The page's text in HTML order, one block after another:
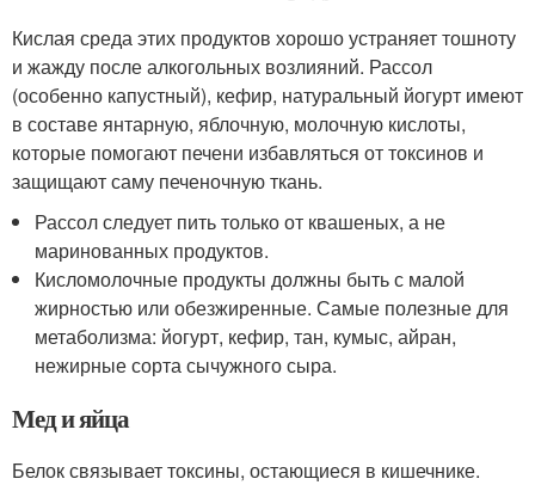
Кислая среда этих продуктов хорошо устраняет тошноту
и жажду после алкогольных возлияний. Рассол
(особенно капустный), кефир, натуральный йогурт имеют
в составе янтарную, яблочную, молочную кислоты,
которые помогают печени избавляться от токсинов и
защищают саму печеночную ткань.
Рассол следует пить только от квашеных, а не
маринованных продуктов.
Кисломолочные продукты должны быть с малой
жирностью или обезжиренные. Самые полезные для
метаболизма: йогурт, кефир, тан, кумыс, айран,
нежирные сорта сычужного сыра.
Мед и яйца
Белок связывает токсины, остающиеся в кишечнике.